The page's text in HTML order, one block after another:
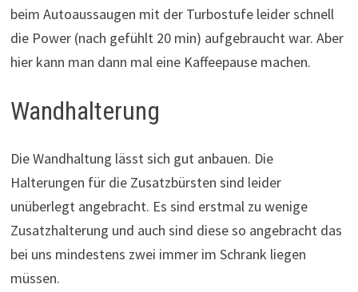
beim Autoaussaugen mit der Turbostufe leider schnell
die Power (nach gefühlt 20 min) aufgebraucht war. Aber
hier kann man dann mal eine Kaffeepause machen.
Wandhalterung
Die Wandhaltung lässt sich gut anbauen. Die
Halterungen für die Zusatzbürsten sind leider
unüberlegt angebracht. Es sind erstmal zu wenige
Zusatzhalterung und auch sind diese so angebracht das
bei uns mindestens zwei immer im Schrank liegen
müssen.